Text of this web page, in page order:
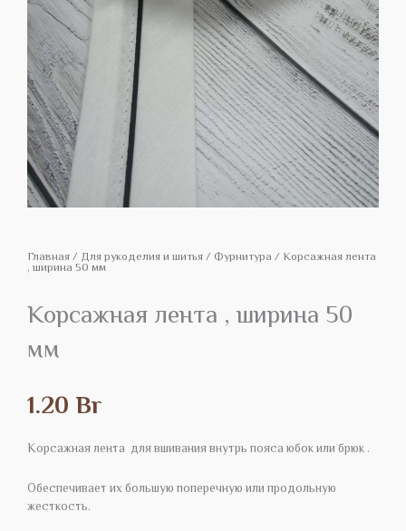
Главная / Для рукоделия и шитья / Фурнитура / Корсажная лента
, ширина 50 мм
Корсажная лента , ширина 50
мм
1.20 Br
Корсажная лента для вшивания внутрь пояса юбок или брюк .
Обеспечивает их большую поперечную или продольную
жесткость.